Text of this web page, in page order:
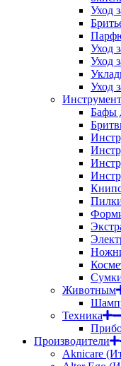
Уход
Уход
Уход
Уход
Бафы
Животным
Техника
Производители
Aknicare